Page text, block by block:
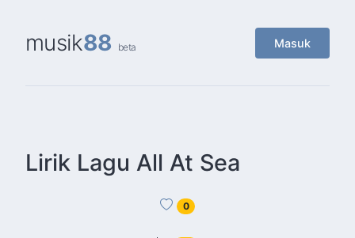
musik88 beta Masuk
Lirik Lagu All At Sea
0